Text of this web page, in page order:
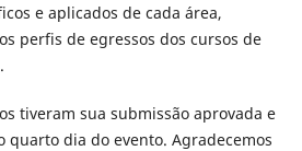
e aplicados de cada área,
perfis de egressos dos cursos de
tiveram sua submissão aprovada e
quarto dia do evento. Agradecemos